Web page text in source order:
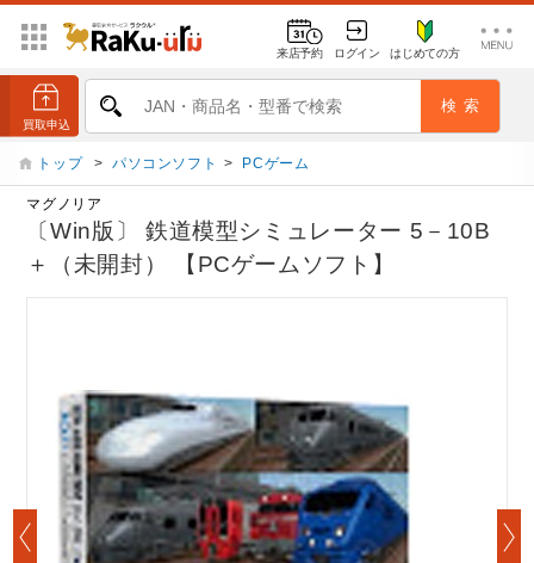
来店予約 ログイン はじめての方
トップ > パソコンソフト > PCゲーム
マグノリア
〔Win版〕 鉄道模型シミュレーター 5－10B
＋（未開封） 【PCゲームソフト】